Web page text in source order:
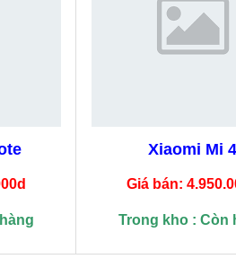
Xiaomi Mi 4
Giá bán:
Trong kho : Còn